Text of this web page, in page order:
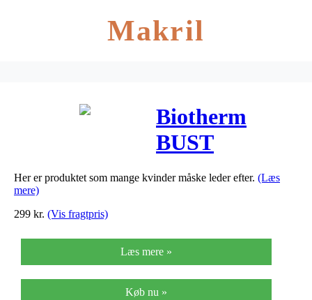
Makril
Biotherm
BUST
Contouring
Her er produktet som mange kvinder måske leder efter. (Læs
mere)
299 kr. (Vis fragtpris)
Læs mere »
Køb nu »